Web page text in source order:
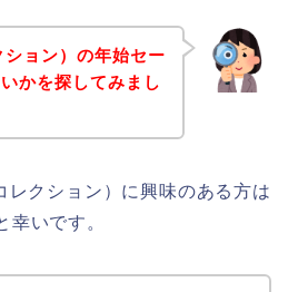
ョン）の年始セー
かを探してみまし
クション）に興味のある方は
幸いです。